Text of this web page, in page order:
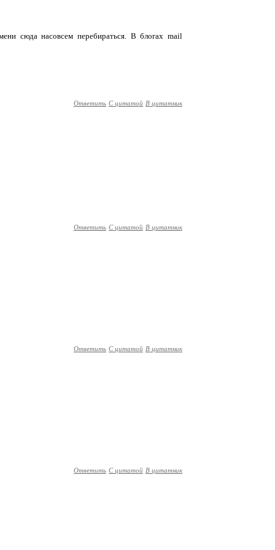
сюда насовсем перебираться. В блогах mail
Ответить С цитатой В цитатник
Ответить С цитатой В цитатник
Ответить С цитатой В цитатник
Ответить С цитатой В цитатник